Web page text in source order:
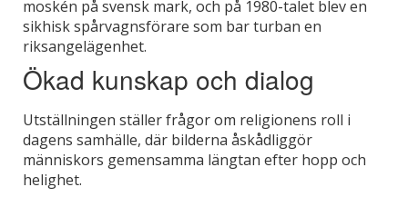
moskén på svensk mark, och på 1980-talet blev en
sikhisk spårvagnsförare som bar turban en
riksangelägenhet.
Ökad kunskap och dialog
Utställningen ställer frågor om religionens roll i
dagens samhälle, där bilderna åskådliggör
människors gemensamma längtan efter hopp och
helighet.